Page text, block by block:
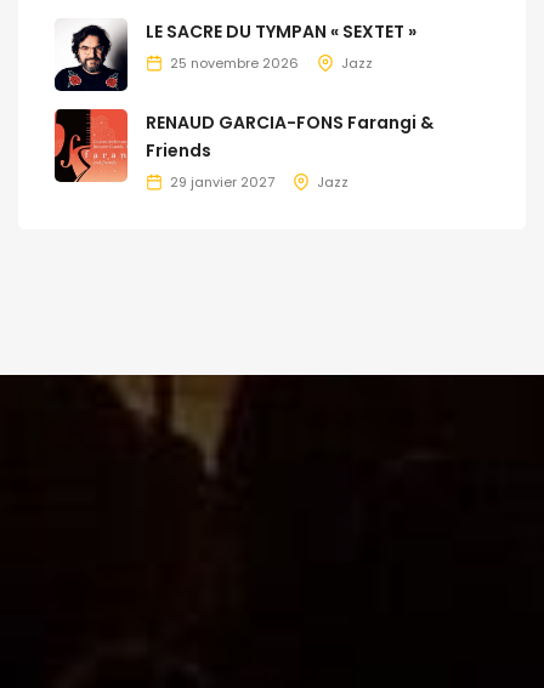
LE SACRE DU TYMPAN « SEXTET »
25 novembre 2026 Jazz
RENAUD GARCIA-FONS Farangi &
Friends
29 janvier 2027 Jazz